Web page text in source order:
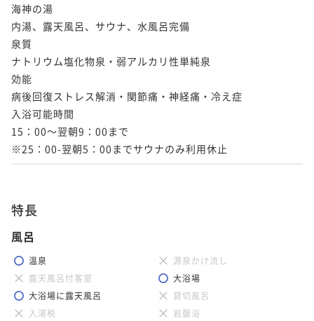
海神の湯
内湯、露天風呂、サウナ、水風呂完備
泉質
ナトリウム塩化物泉・弱アルカリ性単純泉
効能
病後回復ストレス解消・関節痛・神経痛・冷え症
入浴可能時間
15：00～翌朝9：00まで
※25：00-翌朝5：00までサウナのみ利用休止
特長
風呂
温泉
源泉かけ流し
露天風呂付客室
大浴場
大浴場に露天風呂
貸切風呂
入湯税
岩盤浴